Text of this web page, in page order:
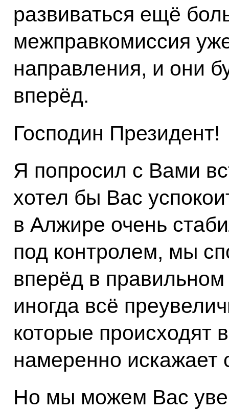
развиваться ещё
межправкомиссия
направления, и они
вперёд.
Господин Президент!
Я попросил с Вами
хотел бы Вас
в Алжире очень
под контролем, мы
вперёд в
иногда всё
которые происходят
намеренно искажает
Но мы можем Вас